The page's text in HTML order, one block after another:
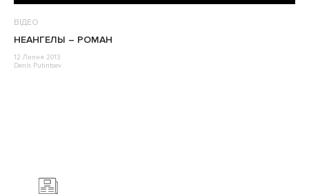
ВІДЕО
НЕАНГЕЛЫ – РОМАН
12 Липня 2013
Denis Putintsev